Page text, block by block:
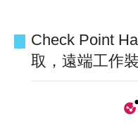
Check Point
取，遠端工作